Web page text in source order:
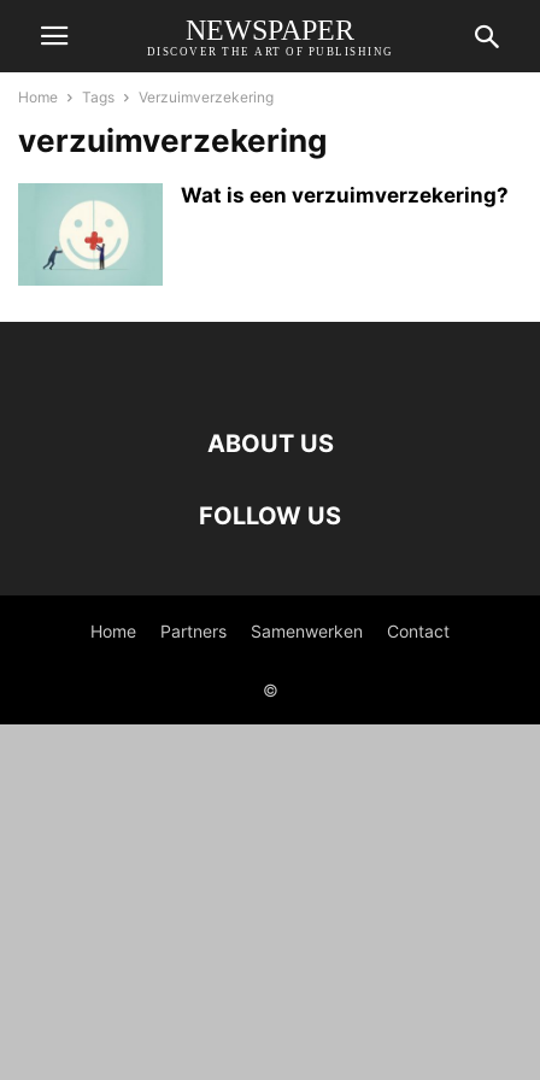
NEWSPAPER
DISCOVER THE ART OF PUBLISHING
Home Tags Verzuimverzekering
verzuimverzekering
Wat is een verzuimverzekering?
ABOUT US
FOLLOW US
Home Partners Samenwerken Contact
©